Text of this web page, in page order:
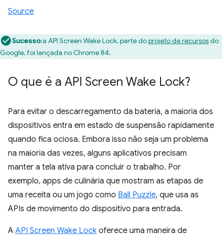
Source
Sucesso:a API Screen Wake Lock, parte doprojeto de recursosdo
Google, foi lançada no Chrome 84.
O que é a API Screen Wake Lock?
Para evitar o descarregamento da bateria, a maioria dos
dispositivos entra em estado de suspensão rapidamente
quando fica ociosa. Embora isso não seja um problema
na maioria das vezes, alguns aplicativos precisam
manter a tela ativa para concluir o trabalho. Por
exemplo, apps de culinária que mostram as etapas de
uma receita ou um jogo como Ball Puzzle, que usa as
APIs de movimento do dispositivo para entrada.
A API Screen Wake Lock oferece uma maneira de